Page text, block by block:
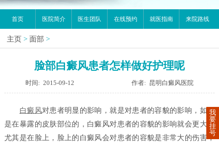
首页 医院简介 医生团队 在线预约 就医指南 来院路线
主页 > 面部 >
脸部白癜风患者怎样做好护理呢
时间: 2015-09-12 作者: 昆明白癜风医院
白癜风对患者明显的影响，就是对患者的容貌的影响，如果
是在暴露的皮肤部位的，白癜风对患者的容貌的影响就会更大，
尤其是在脸上，脸上的白癜风会对患者的容貌是非常大的伤害，
我
要
挂
号